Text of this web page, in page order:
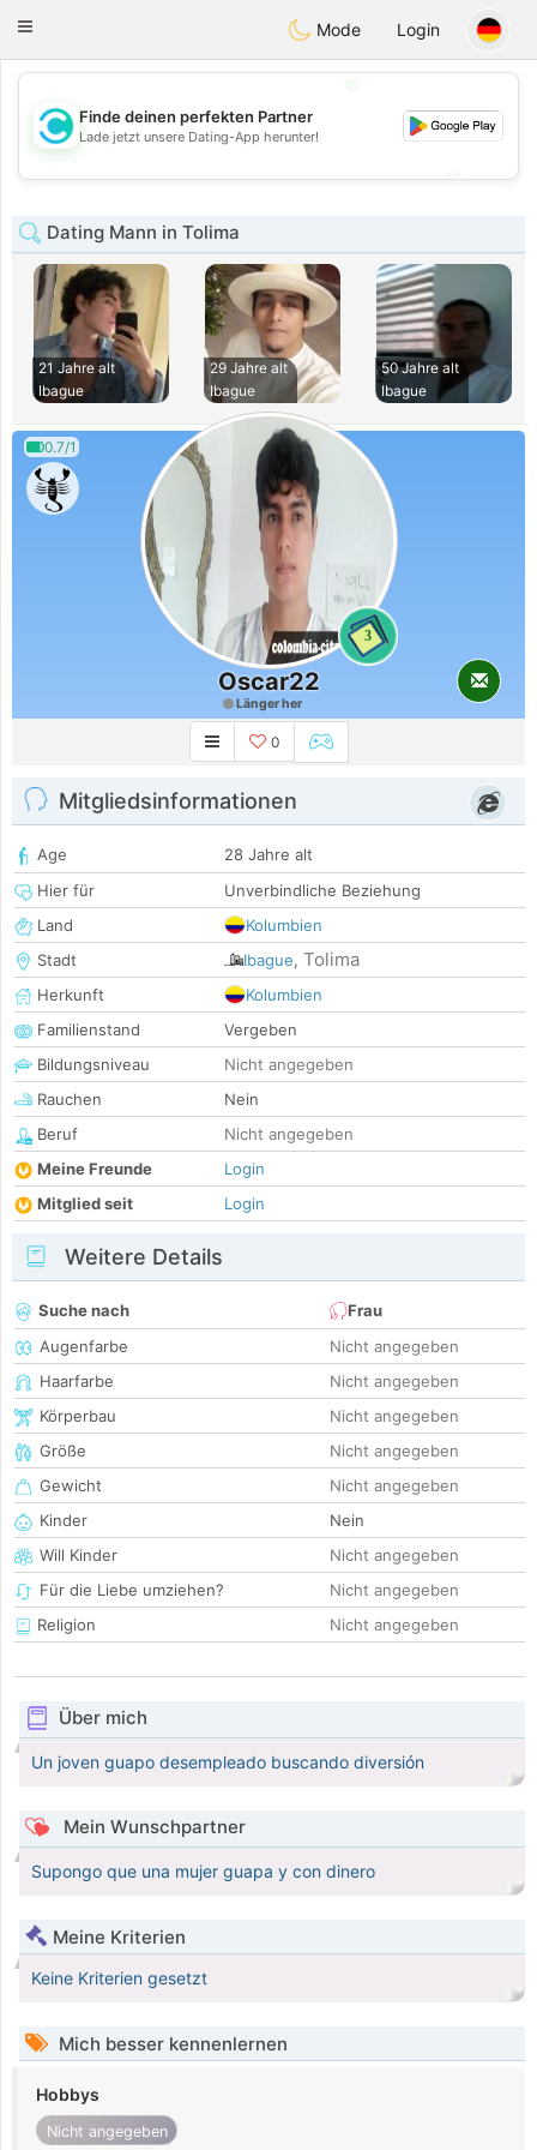
olombiaCitas
Toggle
Mode Login
💖
💕
Finde deinen perfekten Partner
Lade jetzt unsere Dating-App herunter!
Dating Mann in Tolima
21 Jahre alt
Ibague
29 Jahre alt
Ibague
50 Jahre alt
Ibague
0.7/1
3
Oscar22
Länger her
0
Mitgliedsinformationen
Age
28 Jahre alt
Hier für
Unverbindliche Beziehung
Land
Kolumbien
Stadt
Ibague, Tolima
Herkunft
Kolumbien
Familienstand
Vergeben
Bildungsniveau
Nicht angegeben
Rauchen
Nein
Beruf
Nicht angegeben
Meine Freunde
Login
Mitglied seit
Login
Weitere Details
Suche nach
Frau
Augenfarbe
Nicht angegeben
Haarfarbe
Nicht angegeben
Körperbau
Nicht angegeben
Größe
Nicht angegeben
Gewicht
Nicht angegeben
Kinder
Nein
Will Kinder
Nicht angegeben
Für die Liebe umziehen?
Nicht angegeben
Religion
Nicht angegeben
Über mich
Un joven guapo desempleado buscando diversión
Mein Wunschpartner
Supongo que una mujer guapa y con dinero
Meine Kriterien
Keine Kriterien gesetzt
Mich besser kennenlernen
Hobbys
Nicht angegeben